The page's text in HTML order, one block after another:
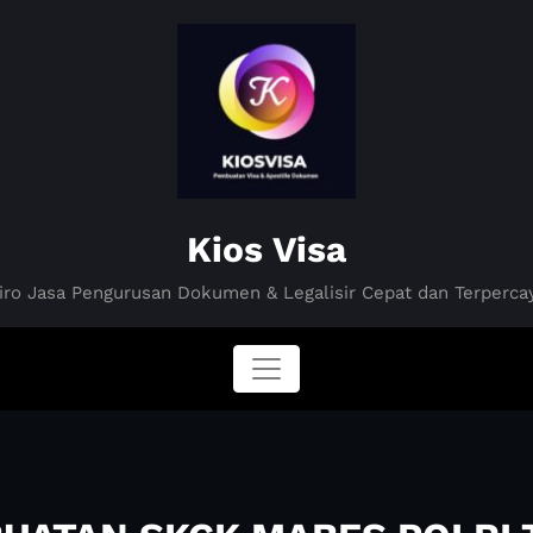
Kios Visa
Jasa Pengurusan Dokumen & Legalisir Cepat dan